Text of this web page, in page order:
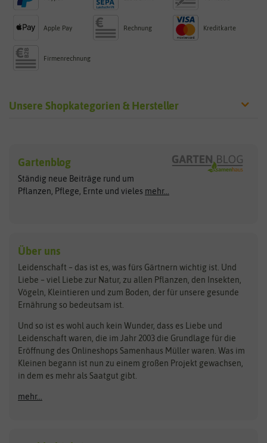
Apple Pay Rechnung Kreditkarte
Firmenrechnung
Unsere Shopkategorien & Hersteller
Exotische Samen
Gemüsesamen
Gründünger
Kräutersamen
Obstsamen
Pilzbrut
Rasensamen
Steckzwiebeln
Zimmer & Kübelpflanzen
Kataloge
Schnäppchen
Anzucht & Gartenzubehör
Anzuchtschalen
Arche Noah
ASB Greenworld
Benary
Bingenheimer Saatgut
BioBalu
Bionana
BIOWOL
Blumicorn
Bûten Birds
Clever Pots
COMPO
Dürr-Samen
elho
Feldsaaten Freudenberger
Fertil
Flora Elite
Gartenblog
Ständig neue Beiträge rund um
Pflanzen, Pflege, Ernte und vieles mehr...
Über uns
Leidenschaft – das ist es, was fürs Gärtnern wichtig ist. Und
Liebe – viel Liebe zur Natur, zu allen Pflanzen, den Insekten,
Vögeln, Kleintieren und zum Boden, der für unsere gesunde
Ernährung so bedeutsam ist.
Und so ist es wohl auch kein Wunder, dass es Liebe und
Leidenschaft waren, die im Jahr 2003 die Grundlage für die
Eröffnung des Onlineshops Samenhaus Müller waren. Was im
Kleinen begann ist nun zu einem großen Projekt gewachsen,
in dem es mehr als Saatgut gibt.
mehr...